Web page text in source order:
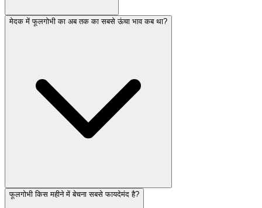
मेदक में फूलगोभी का अब तक का सबसे ऊंचा भाव कब था?
फूलगोभी किस महीने में बेचना सबसे फायदेमंद है?